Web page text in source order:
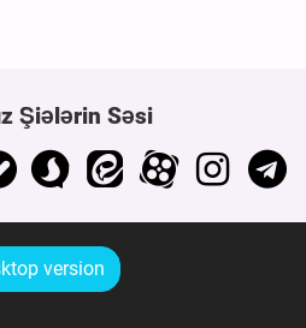
Şiələrin Səsi
version